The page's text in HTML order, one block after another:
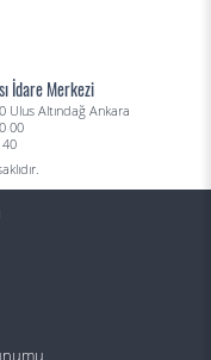
İdare Merkezi
Ulus Altındağ Ankara
00
40